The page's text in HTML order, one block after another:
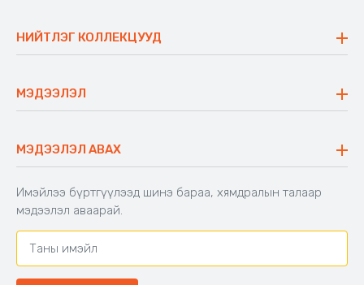
Үнэт зүйлс
Ажлын байр
Блог
НИЙТЛЭГ КОЛЛЕКЦУУД
Сүүдрэвч
Аяны ширээ
Аяны түшлэгтэй сандал
МЭДЭЭЛЭЛ
Буцаалтын журам
Захиалга шалгах
Хамтран ажиллах
Холбоо барих
МЭДЭЭЛЭЛ АВАХ
Имэйлээ бүртгүүлээд шинэ бараа, хямдралын талаар
мэдээлэл аваарай.